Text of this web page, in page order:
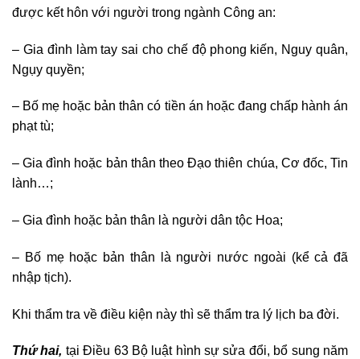
được kết hôn với người trong ngành Công an:
– Gia đình làm tay sai cho chế độ phong kiến, Nguy quân,
Ngụy quyền;
– Bố mẹ hoặc bản thân có tiền án hoặc đang chấp hành án
phạt tù;
– Gia đình hoặc bản thân theo Đạo thiên chúa, Cơ đốc, Tin
lành…;
– Gia đình hoặc bản thân là người dân tộc Hoa;
– Bố mẹ hoặc bản thân là người nước ngoài (kể cả đã
nhập tịch).
Khi thẩm tra về điều kiện này thì sẽ thẩm tra lý lịch ba đời.
Thứ hai, tại Điều 63 Bộ luật hình sự sửa đổi, bổ sung năm